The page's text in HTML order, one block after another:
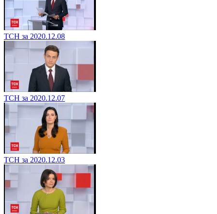
ТСН за 2020.12.08
ТСН за 2020.12.07
ТСН за 2020.12.03